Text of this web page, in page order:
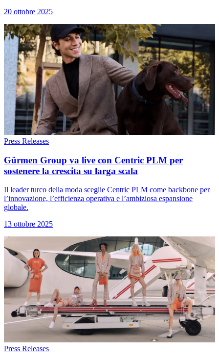
20 ottobre 2025
Press Releases
Gürmen Group va live con Centric PLM per
sostenere la crescita su larga scala
Il leader turco della moda sceglie Centric PLM come backbone per
l’innovazione, l’efficienza operativa e l’ambiziosa espansione
globale.
13 ottobre 2025
Press Releases